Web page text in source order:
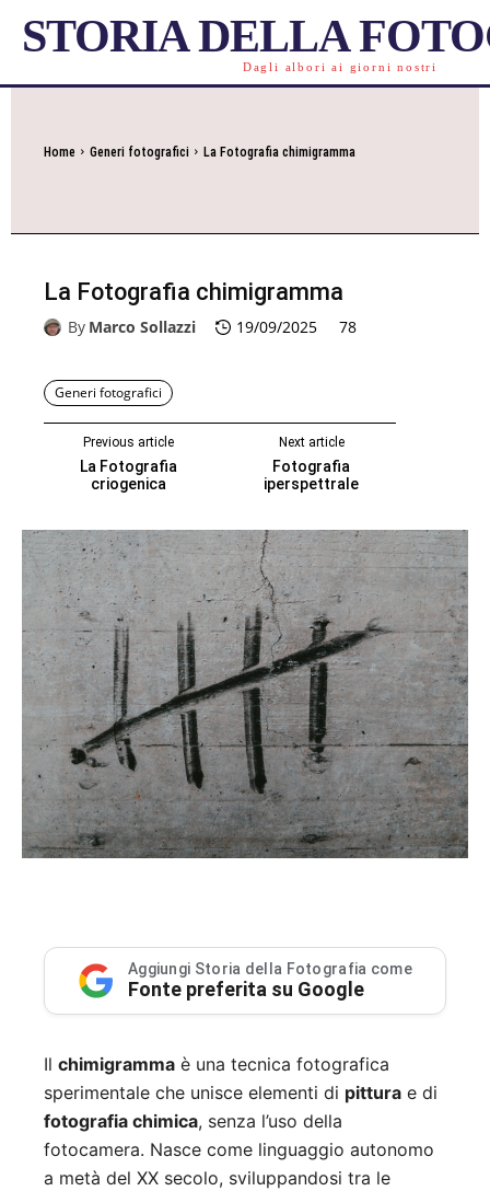
STORIA DELLA
Dagli albori ai giorni nostri
Home Generi fotografici La Fotografia chimigramma
La Fotografia chimigramma
By Marco Sollazzi 19/09/2025 78
Generi fotografici
Previous article
La Fotografia
criogenica
Next article
Fotografia
iperspettrale
Aggiungi Storia della Fotografia come
Fonte preferita su Google
Il chimigramma è una tecnica fotografica
sperimentale che unisce elementi di pittura e di
fotografia chimica, senza l’uso della
fotocamera. Nasce come linguaggio autonomo
a metà del XX secolo, sviluppandosi tra le